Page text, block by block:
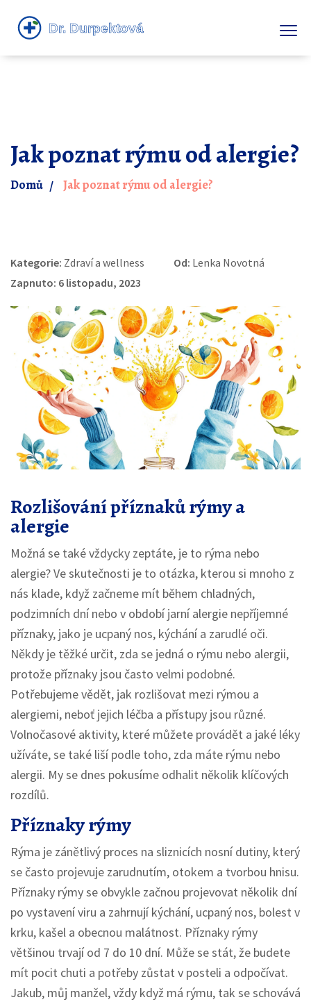
Jak poznat rýmu od alergie?
Domů Jak poznat rýmu od alergie?
Kategorie: Zdraví a wellness Od: Lenka Novotná
Zapnuto: 6 listopadu, 2023
Rozlišování příznaků rýmy a
alergie
Možná se také vždycky zeptáte, je to rýma nebo
alergie? Ve skutečnosti je to otázka, kterou si mnoho z
nás klade, když začneme mít během chladných,
podzimních dní nebo v období jarní alergie nepříjemné
příznaky, jako je ucpaný nos, kýchání a zarudlé oči.
Někdy je těžké určit, zda se jedná o rýmu nebo alergii,
protože příznaky jsou často velmi podobné.
Potřebujeme vědět, jak rozlišovat mezi rýmou a
alergiemi, neboť jejich léčba a přístupy jsou různé.
Volnočasové aktivity, které můžete provádět a jaké léky
užíváte, se také liší podle toho, zda máte rýmu nebo
alergii. My se dnes pokusíme odhalit několik klíčových
rozdílů.
Příznaky rýmy
Rýma je zánětlivý proces na sliznicích nosní dutiny, který
se často projevuje zarudnutím, otokem a tvorbou hnisu.
Příznaky rýmy se obvykle začnou projevovat několik dní
po vystavení viru a zahrnují kýchání, ucpaný nos, bolest v
krku, kašel a obecnou malátnost. Příznaky rýmy
většinou trvají od 7 do 10 dní. Může se stát, že budete
mít pocit chuti a potřeby zůstat v posteli a odpočívat.
Jakub, můj manžel, vždy když má rýmu, tak se schovává